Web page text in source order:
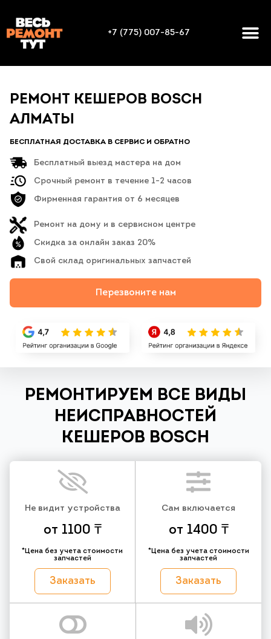
+7 (775) 007-85-67
РЕМОНТ КЕШЕРОВ BOSCH
АЛМАТЫ
БЕСПЛАТНАЯ ДОСТАВКА В СЕРВИС И ОБРАТНО
Бесплатный выезд мастера на дом
Срочный ремонт в течение 1-2 часов
Фирменная гарантия от 6 месяцев
Ремонт на дому и в сервисном центре
Скидка за онлайн заказ 20%
Свой склад оригинальных запчастей
Перезвоните нам
РЕМОНТИРУЕМ ВСЕ ВИДЫ
НЕИСПРАВНОСТЕЙ
КЕШЕРОВ BOSCH
Не видит устройства
от 1100 ₸
*Цена без учета стоимости
запчастей
Заказать
Сам включается
от 1400 ₸
*Цена без учета стоимости
запчастей
Заказать